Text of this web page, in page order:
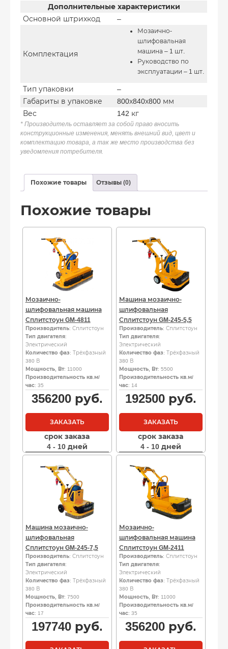
Дополнительные характеристики
Основной штрихкод
–
Комплектация
Мозаично-
шлифовальная
машина – 1 шт.
Руководство по
эксплуатации – 1 шт.
Тип упаковки
–
Габариты в упаковке
800х840х800 мм
Вес
142 кг
* Производитель оставляет за собой право вносить
конструкционные изменения, менять внешний вид, цвет и
комплектацию товара, а так же место производства без
уведомления потребителя.
Похожие товары Отзывы (0)
Похожие товары
Мозаично-
шлифовальная машина
Сплитстоун GM-4811
Производитель: Сплитстоун
Тип двигателя:
Электрический
Количество фаз: Трёхфазный
380 В
Мощность, Вт: 11000
Производительность кв.м/
час: 35
356200руб.
ЗАКАЗАТЬ
срок заказа
4 - 10 дней
Машина мозаично-
шлифовальная
Сплитстоун GM-245-5,5
Производитель: Сплитстоун
Тип двигателя:
Электрический
Количество фаз: Трёхфазный
380 В
Мощность, Вт: 5500
Производительность кв.м/
час: 14
192500руб.
ЗАКАЗАТЬ
срок заказа
4 - 10 дней
Машина мозаично-
шлифовальная
Сплитстоун GM-245-7,5
Производитель: Сплитстоун
Тип двигателя:
Электрический
Количество фаз: Трёхфазный
380 В
Мощность, Вт: 7500
Производительность кв.м/
час: 17
197740руб.
Мозаично-
шлифовальная машина
Сплитстоун GM-2411
Производитель: Сплитстоун
Тип двигателя:
Электрический
Количество фаз: Трёхфазный
380 В
Мощность, Вт: 11000
Производительность кв.м/
час: 35
356200руб.